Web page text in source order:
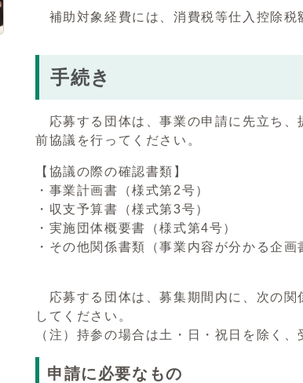
補助対象経費には、消費税等仕入控除税
手続き
応募する団体は、事業の申請に先立ち、
前協議を行ってください。
【協議の際の確認書類】
・事業計画書（様式第2号）
・収支予算書（様式第3号）
・実施団体概要書（様式第4号）
・その他関係書類（事業内容が分かる企
応募する団体は、募集期間内に、次の関
してください。
（注）持参の場合は土・日・祝日を除く
申請に必要なもの